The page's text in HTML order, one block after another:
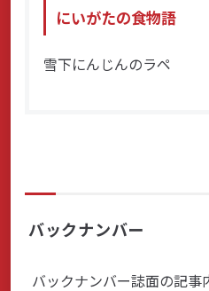
にいがたの食物語
雪下にんじんのラペ
バックナンバー
バックナンバー誌面の記